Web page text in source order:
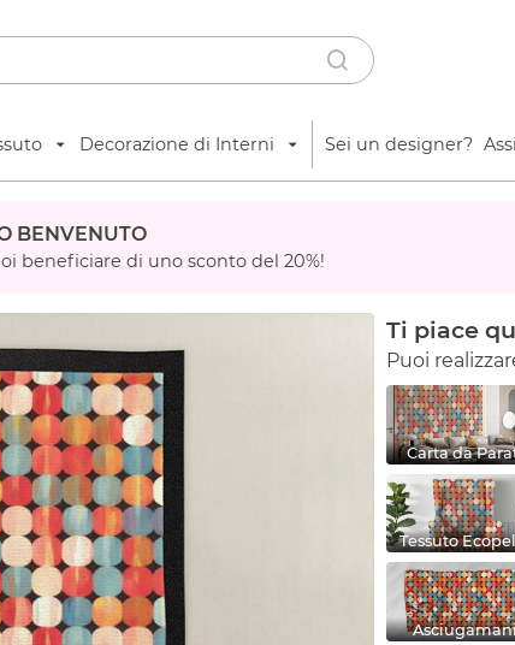
Decorazione di Interni Sei un designer?
BENVENUTO
beneficiare di uno sconto del 20%!
Ti piace
Puoi
Carta da
Tessuto